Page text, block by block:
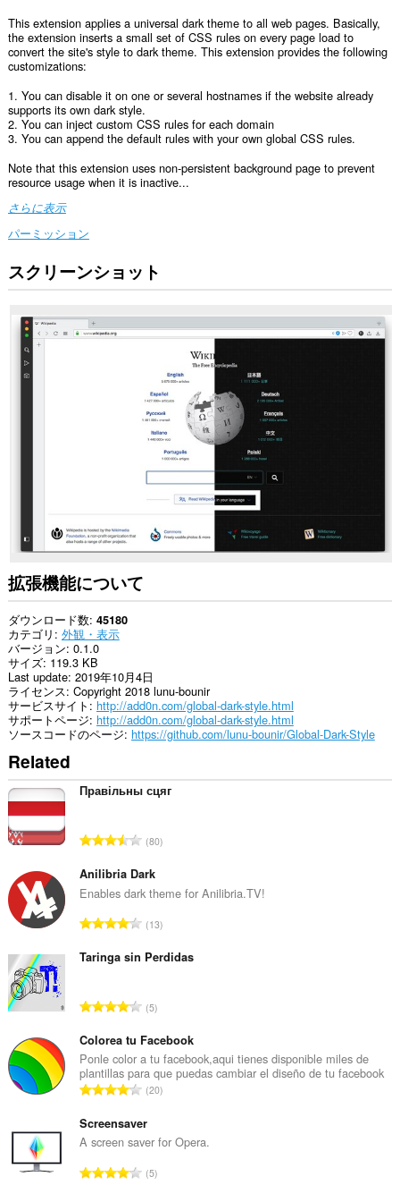
This extension applies a universal dark theme to all web pages. Basically,
the extension inserts a small set of CSS rules on every page load to
convert the site's style to dark theme. This extension provides the following
customizations:
1. You can disable it on one or several hostnames if the website already
supports its own dark style.
2. You can inject custom CSS rules for each domain
3. You can append the default rules with your own global CSS rules.
Note that this extension uses non-persistent background page to prevent
resource usage when it is inactive...
さらに表示
パーミッション
こ
の
は、
セ
ス
可
能
で
す。
This
extension
can
create
rich
notifications
and
display
them
to
you
in
the
tray.
こ
の
機
能
は、
タ
ブ
よ
び
ブ
ラ
ン
ア
スクリーンショット
拡張機能について
ダウンロード数 45180
カテゴリ 外観・表示
バージョン 0.1.0
サイズ 119.3 KB
Last update 2019年10月4日
ライセンス Copyright 2018 lunu-bounir
サービスサイト http://add0n.com/global-dark-style.html
サポートページ http://add0n.com/global-dark-style.html
ソースコードのページ https://github.com/lunu-bounir/Global-Dark-Style
Related
Правільны сцяг
評
の
総
：
80
Anilibria Dark
Enables dark theme for Anilibria.TV!
評
の
：
13
Taringa sin Perdidas
評
の
総
数
：
5
Colorea tu Facebook
Ponle color a tu facebook,aqui tienes disponible miles de
plantillas para que puedas cambiar el diseño de tu facebook
評
の
総
：
20
Screensaver
A screen saver for Opera.
評
5